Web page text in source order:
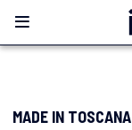
MADE IN TOSCANA